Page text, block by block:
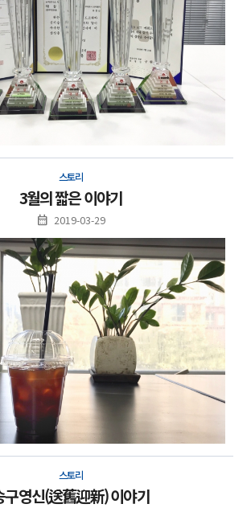
스토리
3월의 짧은 이야기
2019-03-29
스토리
구영신(送舊迎新) 이야기